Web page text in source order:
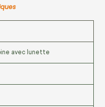
avec lunette